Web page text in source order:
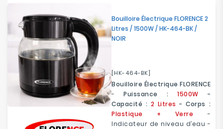
Bouilloire Électrique FLORENCE 2
Litres / 1500W / HK-464-BK /
NOIR
[HK-464-BK]
Bouilloire Électrique FLORENCE
- Puissance :1500W -
Capacité : 2 Litres - Corps :
Plastique + Verre -
Indicateur de niveau d’eau -